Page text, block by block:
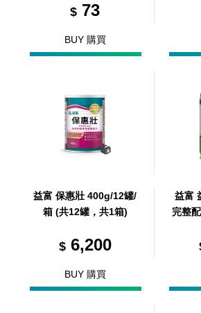
$ 73
BUY 購買
益富 保惠壯 400g/12罐/
箱 (共12罐，共1箱)
$6,200
BUY 購買
益富
完整